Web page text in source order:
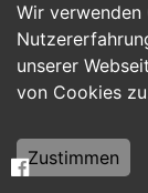
Wir verwenden
unserer
von Cookies
Zustimmen
Hilfskräfte,